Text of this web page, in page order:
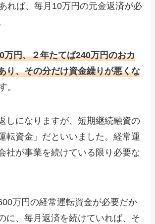
れば、毎月10万円の元金返済が必
万円、２年たてば240万円のおカ
り、その分だけ資金繰りが悪くな
。
しになりますが、短期継続融資の
転資金」だといいました。経常運
社が事業を続けている限り必要な
万円の経常運転資金が必要だか
に、毎月返済を続けていれば、そ